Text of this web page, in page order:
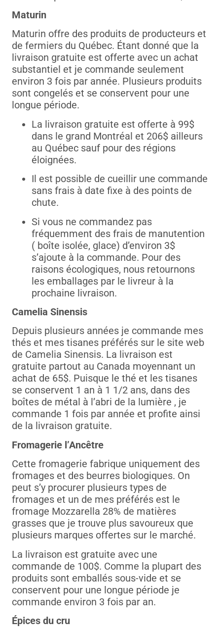
Maturin
Maturin offre des produits de producteurs et
de fermiers du Québec. Étant donné que la
livraison gratuite est offerte avec un achat
substantiel et je commande seulement
environ 3 fois par année. Plusieurs produits
sont congelés et se conservent pour une
longue période.
La livraison gratuite est offerte à 99$
dans le grand Montréal et 206$ ailleurs
au Québec sauf pour des régions
éloignées.
Il est possible de cueillir une commande
sans frais à date fixe à des points de
chute.
Si vous ne commandez pas
fréquemment des frais de manutention
( boîte isolée, glace) d’environ 3$
s’ajoute à la commande. Pour des
raisons écologiques, nous retournons
les emballages par le livreur à la
prochaine livraison.
Camelia Sinensis
Depuis plusieurs années je commande mes
thés et mes tisanes préférés sur le site web
de Camelia Sinensis. La livraison est
gratuite partout au Canada moyennant un
achat de 65$. Puisque le thé et les tisanes
se conservent 1 an à 1 1/2 ans, dans des
boîtes de métal à l’abri de la lumière , je
commande 1 fois par année et profite ainsi
de la livraison gratuite.
Fromagerie l’Ancêtre
Cette fromagerie fabrique uniquement des
fromages et des beurres biologiques. On
peut s’y procurer plusieurs types de
fromages et un de mes préférés est le
fromage Mozzarella 28% de matières
grasses que je trouve plus savoureux que
plusieurs marques offertes sur le marché.
La livraison est gratuite avec une
commande de 100$. Comme la plupart des
produits sont emballés sous-vide et se
conservent pour une longue période je
commande environ 3 fois par an.
Épices du cru